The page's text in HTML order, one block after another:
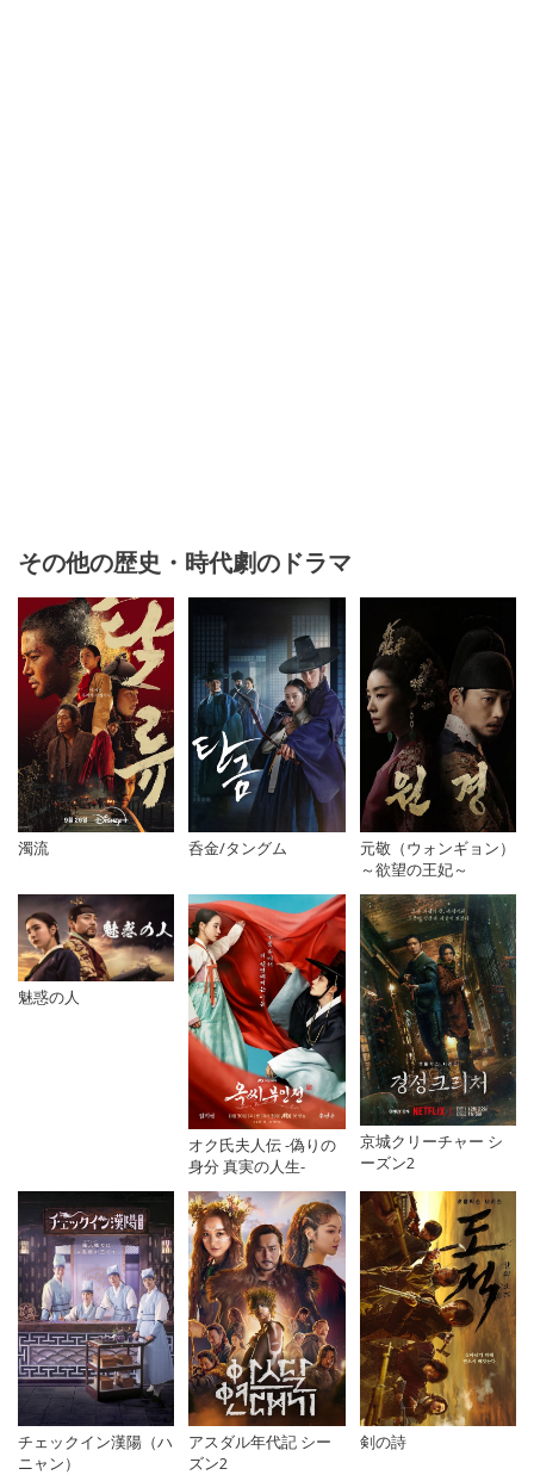
その他の歴史・時代劇のドラマ
濁流 呑金/タングム
元敬（ウォンギョン）
～欲望の王妃～
魅惑の人
オク氏夫人伝 -偽りの
身分 真実の人生-
京城クリーチャー シ
ーズン2
チェックイン漢陽（ハ
ニャン）
アスダル年代記 シー
ズン2
剣の詩